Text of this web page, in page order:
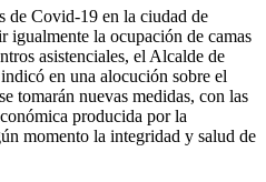
de Covid-19 en la ciudad de
igualmente la ocupación de camas
asistenciales, el Alcalde de
en una alocución sobre el
tomarán nuevas medidas, con las
producida por la
momento la integridad y salud de